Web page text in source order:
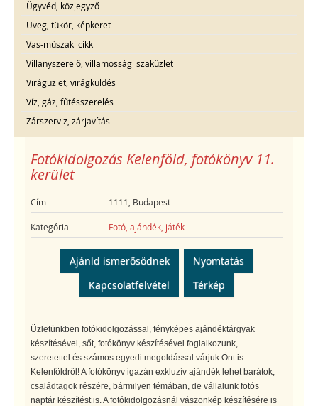
Ügyvéd, közjegyző
Üveg, tükör, képkeret
Vas-műszaki cikk
Villanyszerelő, villamossági szaküzlet
Virágüzlet, virágküldés
Víz, gáz, fűtésszerelés
Zárszerviz, zárjavítás
Fotókidolgozás Kelenföld, fotókönyv 11.
kerület
Cím 1111, Budapest
Kategória Fotó, ajándék, játék
Ajánld ismerősödnek
Nyomtatás
Kapcsolatfelvétel
Térkép
Üzletünkben fotókidolgozással, fényképes ajándéktárgyak
készítésével, sőt, fotókönyv készítésével foglalkozunk,
szeretettel és számos egyedi megoldással várjuk Önt is
Kelenföldről! A fotókönyv igazán exkluzív ajándék lehet barátok,
családtagok részére, bármilyen témában, de vállalunk fotós
naptár készítést is. A fotókidolgozásnál vászonkép készítésére is